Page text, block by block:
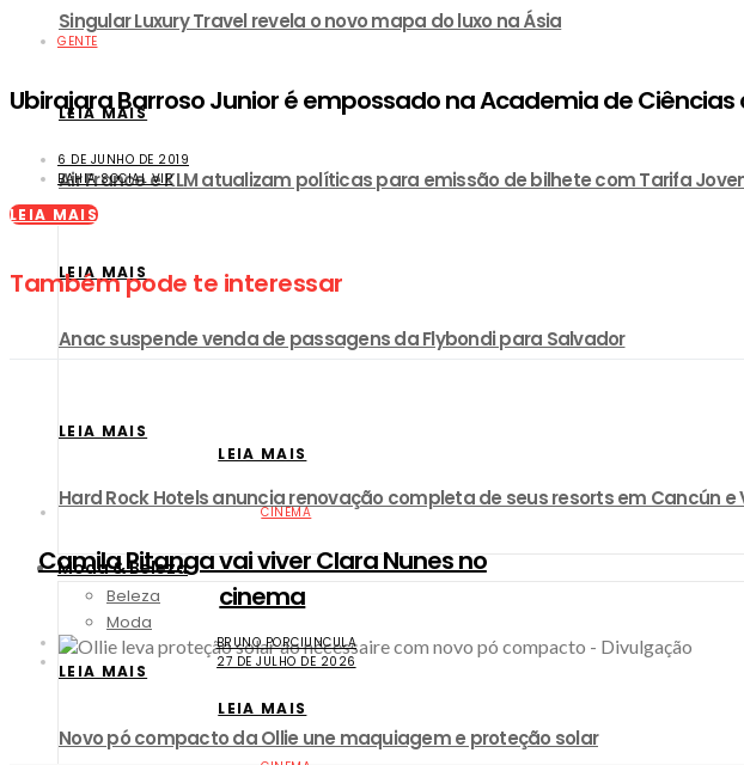
Singular Luxury Travel revela o novo mapa do luxo na Ásia
LEIA MAIS
Air France e KLM atualizam políticas para emissão de bilhete com Tarifa
LEIA MAIS
Anac suspende venda de passagens da Flybondi para Salvador
LEIA MAIS
Hard Rock Hotels anuncia renovação completa de seus resorts em Cancún e
Moda & Beleza
Beleza
Moda
LEIA MAIS
Novo pó compacto da Ollie une maquiagem e proteção solar
GENTE
Ubirajara Barroso Junior é empossado na Academia de Ciências
6 DE JUNHO DE 2019
BAHIA SOCIAL VIP
LEIA MAIS
Também pode te interessar
LEIA MAIS
CINEMA
Camila Pitanga vai viver Clara Nunes no
cinema
BRUNO PORCIUNCULA
27 DE JULHO DE 2026
LEIA MAIS